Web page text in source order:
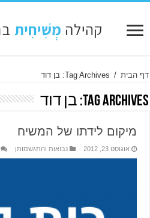
דף הבית / Tag Archives: בן דוד
Tag Archives: בן דוד
מיקום לידתו של המשיח
אוגוסט 23, 2012 נבואות והתגשמותן